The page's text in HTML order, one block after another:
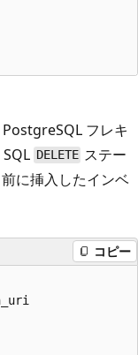
フレキ
DELETE ステー
に挿入したインベ
コピー